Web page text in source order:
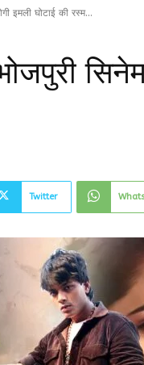
इमली घोटाई की रस्म...
Twitter